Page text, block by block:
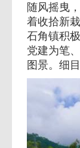
随风摇曳
着收拾新
石角镇积
党建为笔
图景。细